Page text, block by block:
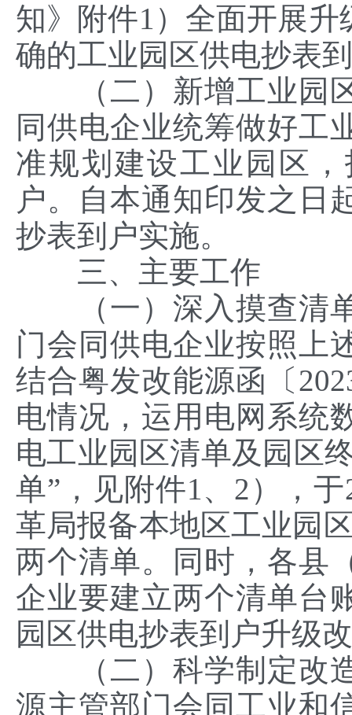
知》附件1）全面开展
确的工业园区供电抄表
（二）新增工业园区
同供电企业统筹做好工
准规划建设工业园区
户。自本通知印发之日
抄表到户实施。
三、主要工作
（一）深入摸查清单
门会同供电企业按照上
结合粤发改能源函〔
电情况，运用电网系统
电工业园区清单及园区
单”，见附件1、2），
革局报备本地区工业园
两个清单。同时，各县
企业要建立两个清单台
园区供电抄表到户升级
（二）科学制定改造
源主管部门会同工业和